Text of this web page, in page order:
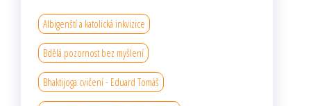
Albigenští a katolická inkvizice
Bdělá pozornost bez myšlení
Bhaktijoga cvičení - Eduard Tomáš